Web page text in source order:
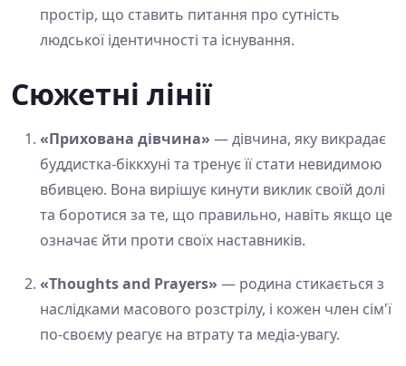
простір, що ставить питання про сутність
людської ідентичності та існування.
Сюжетні лінії
«Прихована дівчина» — дівчина, яку викрадає
буддистка-біккхуні та тренує її стати невидимою
вбивцею. Вона вирішує кинути виклик своїй долі
та боротися за те, що правильно, навіть якщо це
означає йти проти своїх наставників.
«Thoughts and Prayers» — родина стикається з
наслідками масового розстрілу, і кожен член сім'ї
по-своєму реагує на втрату та медіа-увагу.